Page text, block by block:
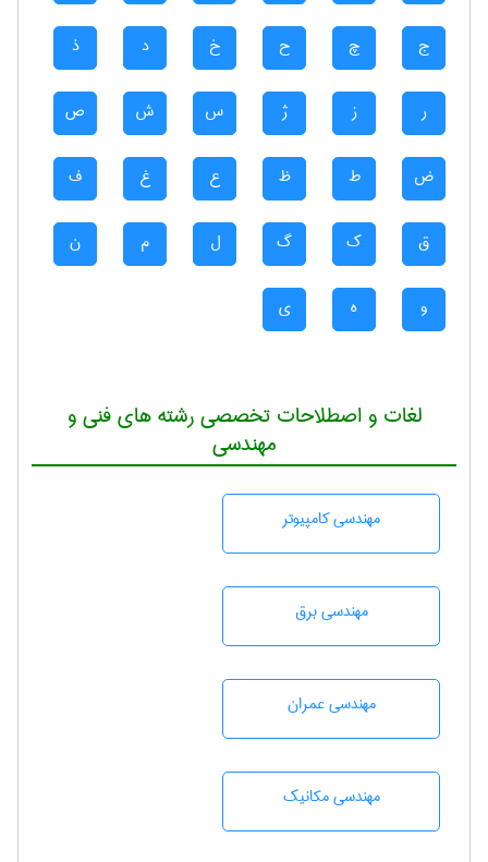
ج چ ح خ د ذ
ر ز ژ س ش ص
ض ط ظ ع غ ف
ق ک گ ل م ن
و ه ی
لغات و اصطلاحات تخصصی رشته های فنی و
مهندسی
مهندسی كامپيوتر
مهندسی برق
مهندسی عمران
مهندسی مکانیک